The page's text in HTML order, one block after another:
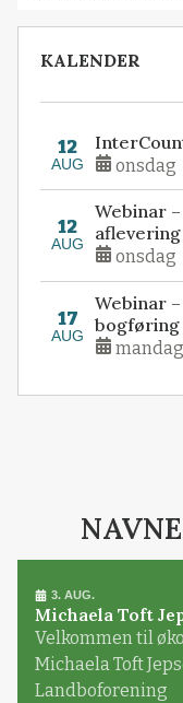
KALENDER
12
AUG onsdag
12
AUG
Webinar
onsdag
17
AUG
Webinar
bogføring
mandag
3. AUG.
Michaela Toft
Velkommen til
Michaela Toft
Landboforening